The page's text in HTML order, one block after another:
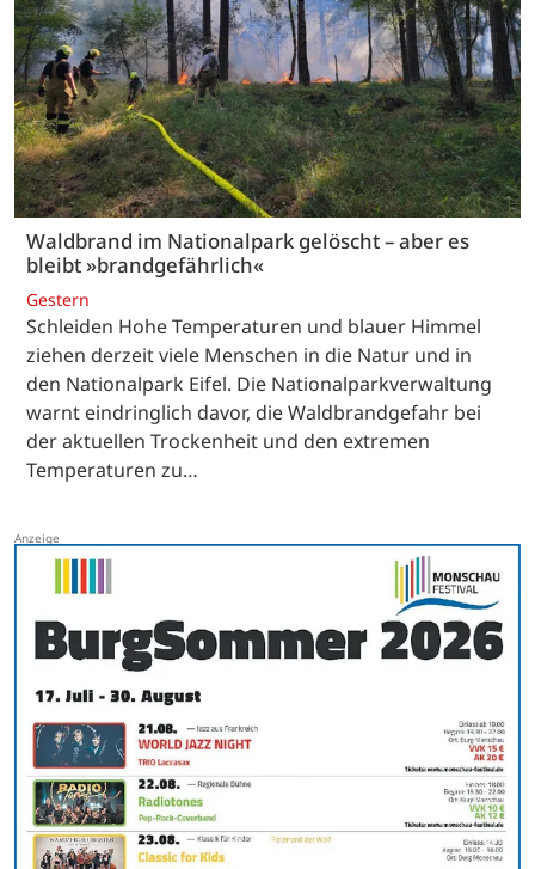
Waldbrand im Nationalpark gelöscht – aber es
bleibt »brandgefährlich«
Gestern
Schleiden Hohe Temperaturen und blauer Himmel
ziehen derzeit viele Menschen in die Natur und in
den Nationalpark Eifel. Die Nationalparkverwaltung
warnt eindringlich davor, die Waldbrandgefahr bei
der aktuellen Trockenheit und den extremen
Temperaturen zu…